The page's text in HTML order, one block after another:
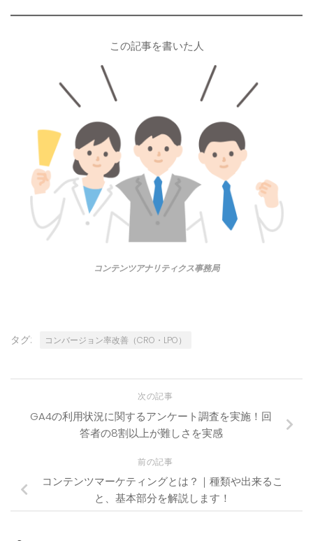
この記事を書いた人
コンテンツアナリティクス事務局
タグ: コンバージョン率改善（CRO・LPO）
次の記事
GA4の利用状況に関するアンケート調査を実施！回
答者の8割以上が難しさを実感
前の記事
コンテンツマーケティングとは？｜種類や出来るこ
と、基本部分を解説します！